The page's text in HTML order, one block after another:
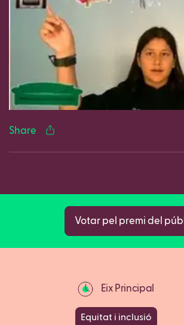
Share
Facebook
Twitter
Votar pel premi del
Eix Principal
Equitat i inclusió